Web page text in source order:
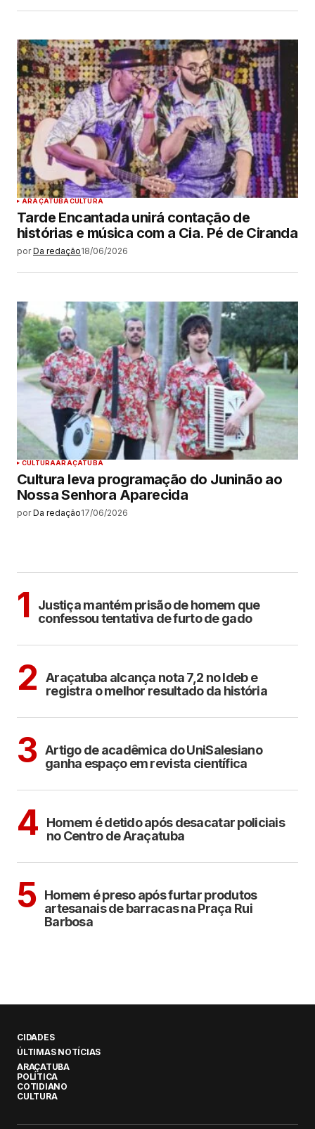
ARAÇATUBACULTURA
Tarde Encantada unirá contação de
histórias e música com a Cia. Pé de Ciranda
por Da redação18/06/2026
CULTURAARAÇATUBA
Cultura leva programação do Juninão ao
Nossa Senhora Aparecida
por Da redação17/06/2026
1
Justiça mantém prisão de homem que
confessou tentativa de furto de gado
2
Araçatuba alcança nota 7,2 no Ideb e
registra o melhor resultado da história
3 Artigo de acadêmica do UniSalesiano
ganha espaço em revista científica
4
Homem é detido após desacatar policiais
no Centro de Araçatuba
5 Homem é preso após furtar produtos
artesanais de barracas na Praça Rui
Barbosa
CIDADES
ÚLTIMAS NOTÍCIAS
ARAÇATUBA
POLÍTICA
COTIDIANO
CULTURA